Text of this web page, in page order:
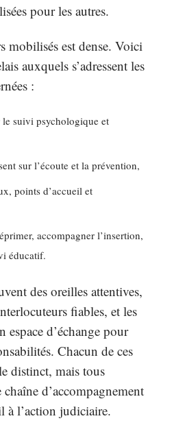
pour les autres.
mobilisés est dense. Voici
auxquels s’adressent les
:
suivi psychologique et
sur l’écoute et la prévention,
points d’accueil et
accompagner l’insertion,
éducatif.
des oreilles attentives,
fiables, et les
espace d’échange pour
Chacun de ces
distinct, mais tous
d’accompagnement
à l’action judiciaire.